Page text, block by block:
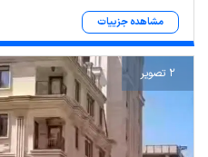
مشاهده جزییات
2 تصویر